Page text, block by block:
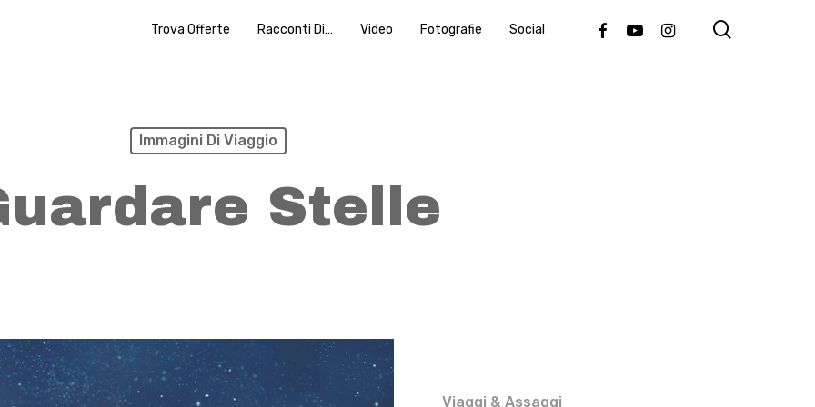
Trova Offerte Racconti Di… Video Fotografie Social FacebookYoutubeInstagram
Immagini Di Viaggio
Stelle
Viaggi & Assaggi